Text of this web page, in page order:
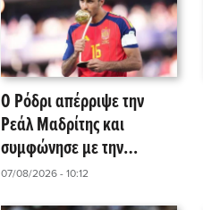
Ο Ρόδρι απέρριψε την
Ρεάλ Μαδρίτης και
συμφώνησε με την
Μπαρτσελόνα
07/08/2026 - 10:12